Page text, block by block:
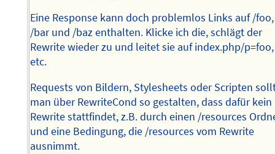
Eine Response kann doch problemlos Links auf /foo,
/bar und /baz enthalten. Klicke ich die, schlägt der
Rewrite wieder zu und leitet sie auf index.php/p=foo,
etc.
Requests von Bildern, Stylesheets oder Scripten
man über RewriteCond so gestalten, dass dafür kein
Rewrite stattfindet, z.B. durch einen /resources
und eine Bedingung, die /resources vom Rewrite
ausnimmt.